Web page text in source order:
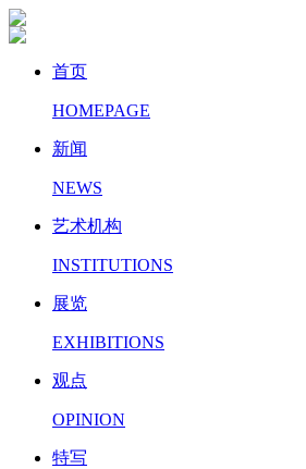
首页
HOMEPAGE
新闻
NEWS
艺术机构
INSTITUTIONS
展览
EXHIBITIONS
观点
OPINION
特写